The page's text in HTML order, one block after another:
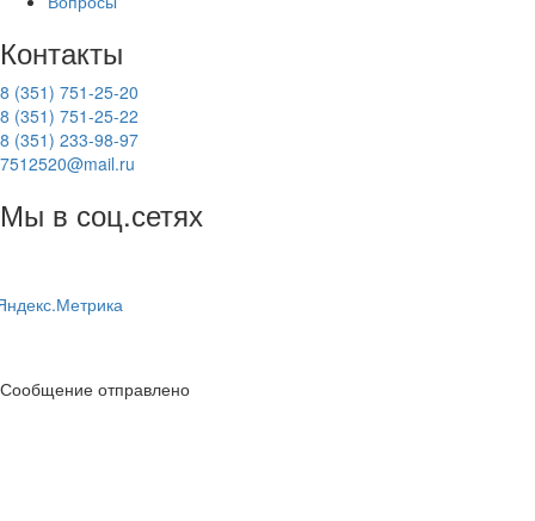
Контакты
8 (351) 751-25-20
8 (351) 751-25-22
8 (351) 233-98-97
7512520@mail.ru
Мы в соц.сетях
Сообщение отправлено